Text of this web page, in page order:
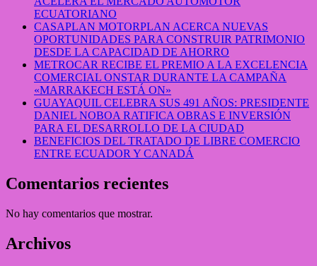
ECUATORIANO
CASAPLAN MOTORPLAN ACERCA NUEVAS
OPORTUNIDADES PARA CONSTRUIR PATRIMONIO
DESDE LA CAPACIDAD DE AHORRO
METROCAR RECIBE EL PREMIO A LA EXCELENCIA
COMERCIAL ONSTAR DURANTE LA CAMPAÑA
«MARRAKECH ESTÁ ON»
GUAYAQUIL CELEBRA SUS 491 AÑOS: PRESIDENTE
DANIEL NOBOA RATIFICA OBRAS E INVERSIÓN
PARA EL DESARROLLO DE LA CIUDAD
BENEFICIOS DEL TRATADO DE LIBRE COMERCIO
ENTRE ECUADOR Y CANADÁ
Comentarios recientes
No hay comentarios que mostrar.
Archivos